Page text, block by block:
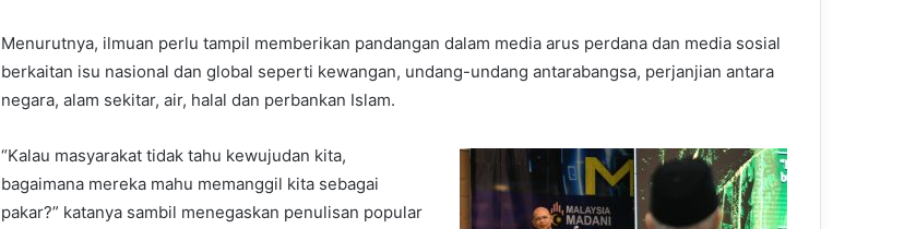
Menurutnya, ilmuan perlu tampil memberikan pandangan dalam media arus perdana dan media sosial
berkaitan isu nasional dan global seperti kewangan, undang-undang antarabangsa, perjanjian antara
negara, alam sekitar, air, halal dan perbankan Islam.
“Kalau masyarakat tidak tahu kewujudan kita,
bagaimana mereka mahu memanggil kita sebagai
pakar?” katanya sambil menegaskan penulisan popular